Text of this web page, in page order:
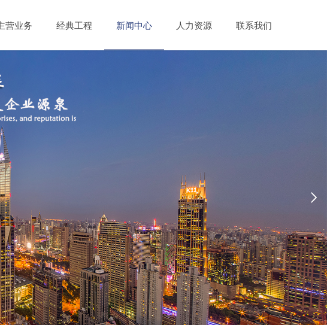
营业务 经典工程 新闻中心 人力资源 联系我们